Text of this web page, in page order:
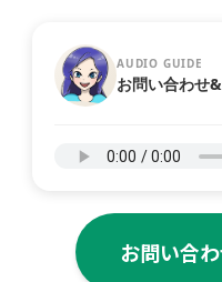
AUDIO GUIDE
お問い合わせ
お問い合